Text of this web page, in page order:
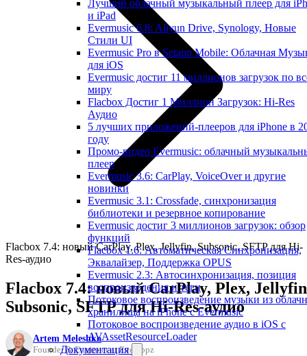
Лучший облачный музыкальный плеер для
и iPad
Evermusic 6.8: Aliyun Drive, Synology, Новые
Стили UI
Evermusic Pro в Setapp Mobile: Облачная
для iOS
Evermusic достиг 11 миллионов загрузок по
миру
Flacbox Достиг 1 Миллион Загрузок: Hi-Res
Аудио
5 лучших приложений-плееров для iPhone в
году
Промо-видео Evermusic: облачный
плеер
Evermusic 3.6: CarPlay, VoiceOver и другие
новинки
Evermusic 3.1: Crossfade, синхронизация
библиотеки и резервное копирование
Evermusic достиг 3 миллионов загрузок: обзор
функций
Flacbox 1.6: Автоматическая Синхронизация,
Эквалайзер, Поддержка OPUS
Evermusic 2.3: Автосинхронизация, позиция
воспроизведения и теги
Потоковое воспроизведение музыки из
хранилища на iPhone с Evermusic
Потоковое воспроизведение аудио в iOS с
AVAssetResourceLoader
Документация
Flacbox 7.4: новый CarPlay, Plex, Jellyfin, Subsonic, SFTP для Hi-
Res-аудио
Flacbox 7.4: новый CarPlay, Plex,
Subsonic, SFTP для Hi-Res-аудио
Artem Meleshko
Founder & Engineer at Everappz